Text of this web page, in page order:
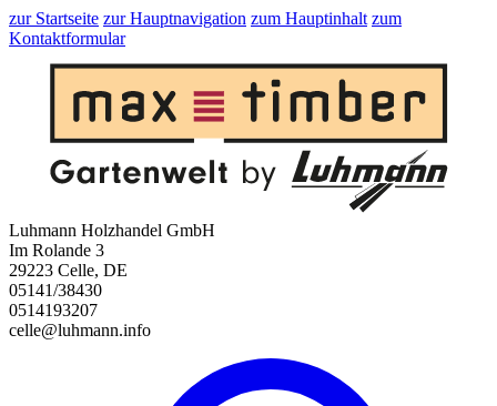
zur Startseite zur Hauptnavigation zum Hauptinhalt zum
Kontaktformular
Luhmann Holzhandel GmbH
Im Rolande 3
29223 Celle, DE
05141/38430
0514193207
celle@luhmann.info